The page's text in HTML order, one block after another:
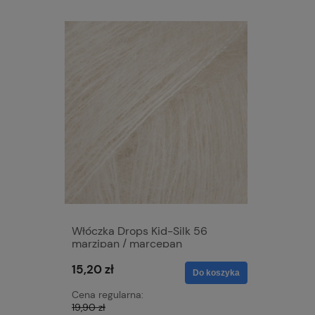
Włóczka Drops Kid-Silk 56
marzipan / marcepan
15,20 zł
Cena regularna:
19,90 zł
Do koszyka